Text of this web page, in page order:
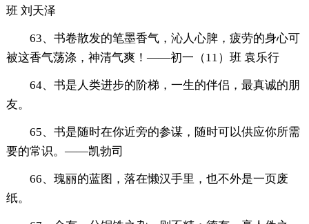
班 刘天泽
63、书卷散发的笔墨香气，沁人心脾，疲劳的身心可
被这香气荡涤，神清气爽！——初一（11）班 袁乐行
64、书是人类进步的阶梯，一生的伴侣，最真诚的朋
友。
65、书是随时在你近旁的参谋，随时可以供应你所需
要的常识。——凯勃司
66、瑰丽的蓝图，落在懒汉手里，也不外是一页废
纸。